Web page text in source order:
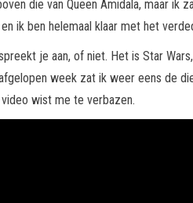
die van Queen Amidala, maar ik
ik ben helemaal klaar met het
je aan, of niet. Het is Star
week zat ik weer eens de
wist me te verbazen.